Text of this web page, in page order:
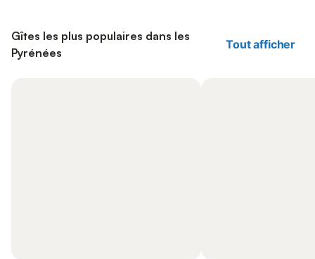
Gîtes les plus populaires dans les
Pyrénées
Tout afficher